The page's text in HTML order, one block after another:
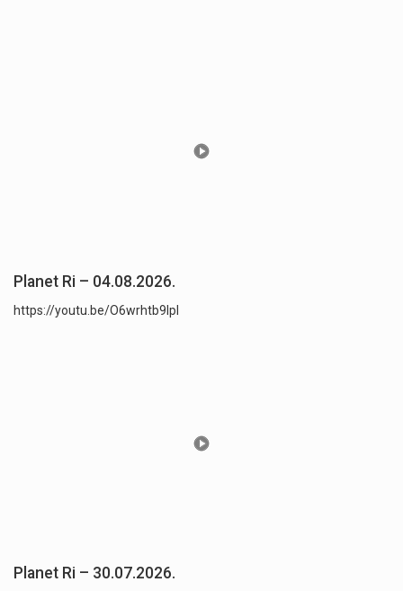
Planet Ri – 04.08.2026.
https://youtu.be/O6wrhtb9lpI
Planet Ri – 30.07.2026.